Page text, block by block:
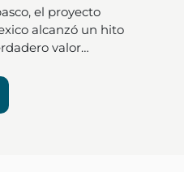
el proyecto
alcanzó un hito
valor…